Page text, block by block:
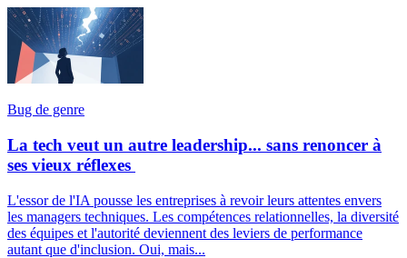
Bug de genre
La tech veut un autre leadership... sans renoncer à
ses vieux réflexes
L'essor de l'IA pousse les entreprises à revoir leurs attentes envers
les managers techniques. Les compétences relationnelles, la diversité
des équipes et l'autorité deviennent des leviers de performance
autant que d'inclusion. Oui, mais...